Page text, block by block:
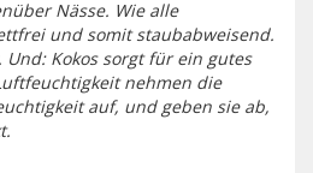
Nässe. Wie alle
und somit staubabweisend.
Kokos sorgt für ein gutes
nehmen die
auf, und geben sie ab,